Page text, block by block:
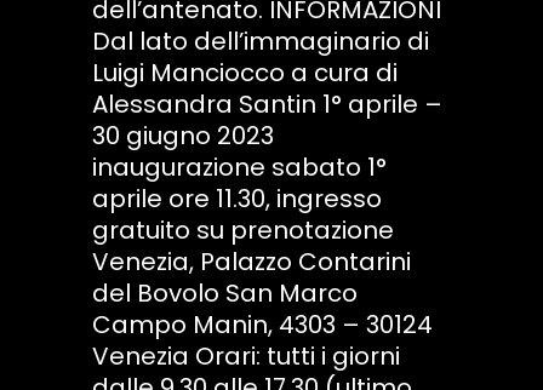
dell’antenato. INFORMAZIONI
Dal lato dell’immaginario di
Luigi Manciocco a cura di
Alessandra Santin 1° aprile –
30 giugno 2023
inaugurazione sabato 1°
aprile ore 11.30, ingresso
gratuito su prenotazione
Venezia, Palazzo Contarini
del Bovolo San Marco
Campo Manin, 4303 – 30124
Venezia Orari: tutti i giorni